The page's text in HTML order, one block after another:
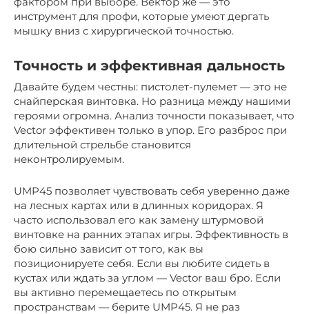
инструмент для профи, которые умеют дергать
мышку вниз с хирургической точностью.
Точность и эффективная дальность
Давайте будем честны: пистолет-пулемет — это не
снайперская винтовка. Но разница между нашими
героями огромна. Анализ точности показывает, что
Vector эффективен только в упор. Его разброс при
длительной стрельбе становится
неконтролируемым.
UMP45 позволяет чувствовать себя уверенно даже
на лесных картах или в длинных коридорах. Я
часто использовал его как замену штурмовой
винтовке на ранних этапах игры. Эффективность в
бою сильно зависит от того, как вы
позиционируете себя. Если вы любите сидеть в
кустах или ждать за углом — Vector ваш бро. Если
вы активно перемещаетесь по открытым
пространствам — берите UMP45. Я не раз